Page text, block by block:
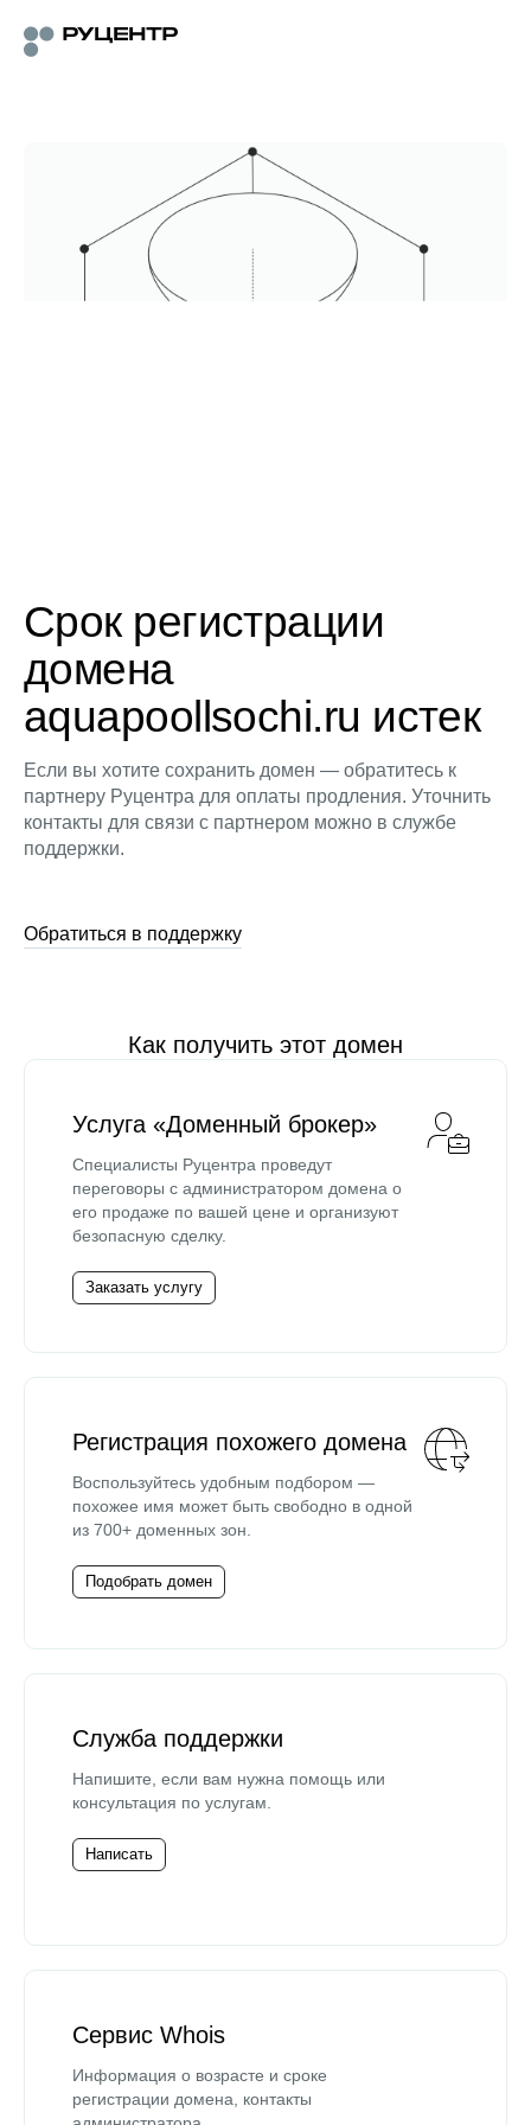
Срок регистрации
домена
aquapoollsochi.ru истек
Если вы хотите сохранить домен — обратитесь к
партнеру Руцентра для оплаты продления. Уточнить
контакты для связи с партнером можно в службе
поддержки.
Обратиться в поддержку
Как получить этот домен
Услуга «Доменный брокер»
Специалисты Руцентра проведут
переговоры с администратором домена о
его продаже по вашей цене и организуют
безопасную сделку.
Заказать услугу
Регистрация похожего домена
Воспользуйтесь удобным подбором —
похожее имя может быть свободно в одной
из 700+ доменных зон.
Подобрать домен
Служба поддержки
Напишите, если вам нужна помощь или
консультация по услугам.
Написать
Сервис Whois
Информация о возрасте и сроке
регистрации домена, контакты